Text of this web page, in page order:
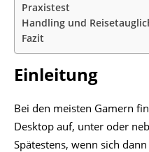
Praxistest
Handling und
Fazit
Einleitung
Bei den meisten Gamern
Desktop auf, unter oder
Spätestens, wenn sich